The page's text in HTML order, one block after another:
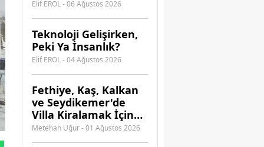
Elif EROL - 06 Ağustos 2026
Teknoloji Gelişirken,
Peki Ya İnsanlık?
Elif EROL - 04 Ağustos 2026
Fethiye, Kaş, Kalkan
ve Seydikemer'de
Villa Kiralamak İçin
Hangi Acenteye
Güvenebilirsiniz?
Metehan Uğur - 01 Ağustos 2026